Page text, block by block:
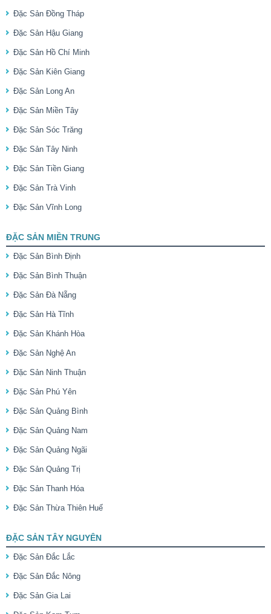
Đặc Sản Đồng Tháp
Đặc Sản Hậu Giang
Đặc Sản Hồ Chí Minh
Đặc Sản Kiên Giang
Đặc Sản Long An
Đặc Sản Miền Tây
Đặc Sản Sóc Trăng
Đặc Sản Tây Ninh
Đặc Sản Tiền Giang
Đặc Sản Trà Vinh
Đặc Sản Vĩnh Long
ĐẶC SẢN MIỀN TRUNG
Đặc Sản Bình Định
Đặc Sản Bình Thuận
Đặc Sản Đà Nẵng
Đặc Sản Hà Tĩnh
Đặc Sản Khánh Hòa
Đặc Sản Nghệ An
Đặc Sản Ninh Thuận
Đặc Sản Phú Yên
Đặc Sản Quảng Bình
Đặc Sản Quảng Nam
Đặc Sản Quảng Ngãi
Đặc Sản Quảng Trị
Đặc Sản Thanh Hóa
Đặc Sản Thừa Thiên Huế
ĐẶC SẢN TÂY NGUYÊN
Đặc Sản Đắc Lắc
Đặc Sản Đắc Nông
Đặc Sản Gia Lai